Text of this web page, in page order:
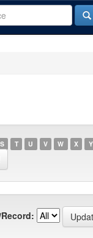
S T U V W X Y